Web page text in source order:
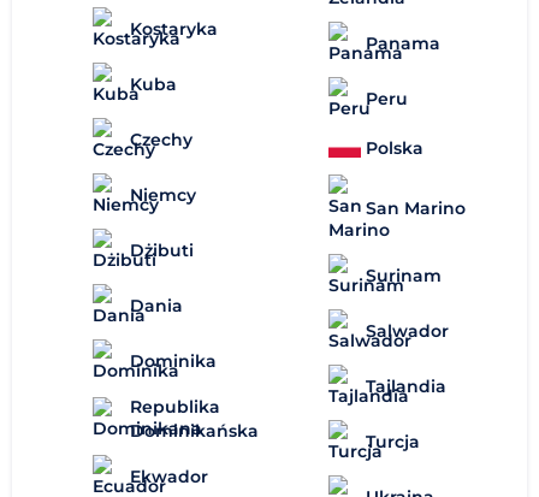
Kostaryka
Kuba
Czechy
Niemcy
Dżibuti
Dania
Dominika
Republika
Dominikańska
Ekwador
Panama
Peru
Polska
San Marino
Surinam
Salwador
Tajlandia
Turcja